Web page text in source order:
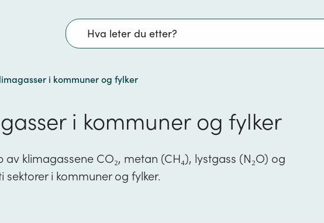
Søk
i kommuner og fylker
i kommuner og fylker
klimagassene CO₂, metan (CH₄), lystgass (N₂O) og
i kommuner og fylker.